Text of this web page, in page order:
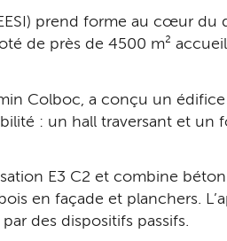
prend forme au cœur
de près de 4 500 m²
Colboc, a conçu un
: un hall traversant et
E3 C2 et combine
en façade et planchers.
des dispositifs passifs.